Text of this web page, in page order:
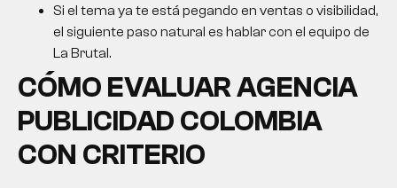
Si el tema ya te está pegando en ventas o visibilidad,
el siguiente paso natural es hablar con el equipo de
La Brutal.
CÓMO EVALUARAGENCIA
PUBLICIDAD COLOMBIA
CON CRITERIO